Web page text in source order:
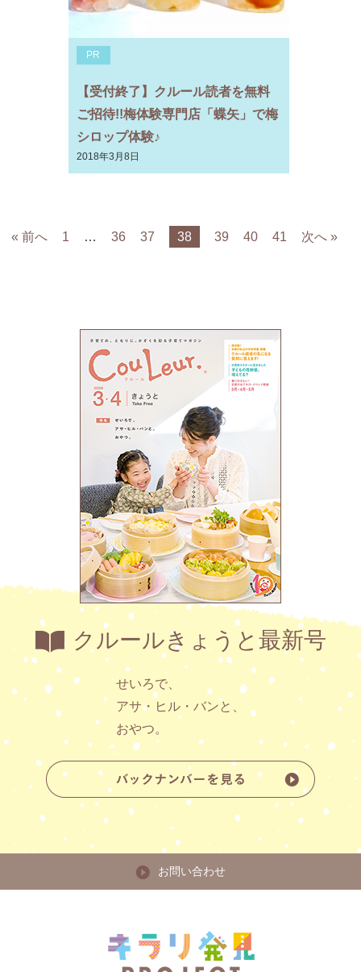
PR
【受付終了】クルール読者を無料
ご招待!!梅体験専門店「蝶矢」で梅
シロップ体験♪
2018年3月8日
« 前へ 1 … 36 37 38 39 40 41 次へ »
クルールきょうと最新号
せいろで、
アサ・ヒル・バンと、
おやつ。
お問い合わせ